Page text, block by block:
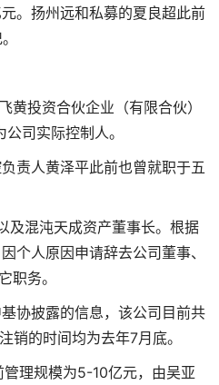
。扬州远和私募的夏良超此前
投资合伙企业（有限合伙）
司实际控制人。
责人黄泽平此前也曾就职于五
及混沌天成资产董事长。根据
个人原因申请辞去公司董事、
职务。
协披露的信息，该公司目前共
的时间均为去年7月底。
理规模为5-10亿元，由吴亚